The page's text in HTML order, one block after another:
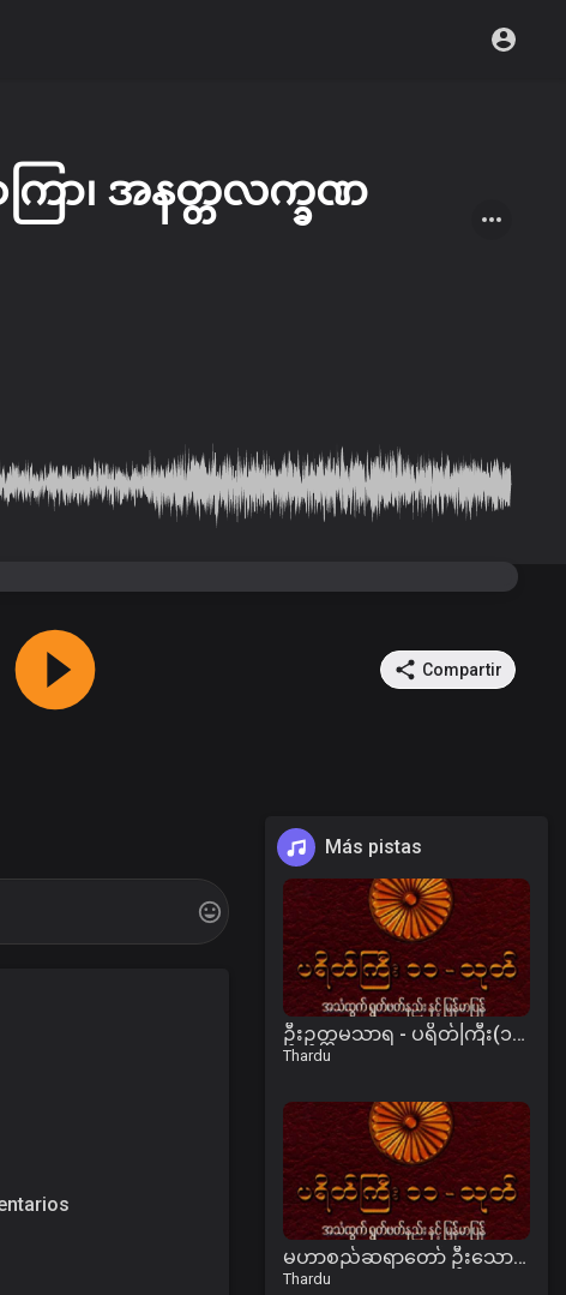
ြာ၊ အနတ္တလက္ခဏ
Compartir
Más pistas
ဦးဥတ္တမသာရ - ပရိတ်ကြီး(၁၁)သုတ်၊ ရေဆူပရိတ်၊ ဂုဏ်တော်ကွန်ခြာ၊ ကမ္မဝါ
Thardu
မဟာစည်ဆရာတော် ဦးသောဘန - ပရိတ်ကြီး(၁၁)သုတ်
Thardu